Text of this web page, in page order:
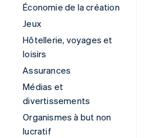
Économie de la création
Jeux
Hôtellerie, voyages et
loisirs
Assurances
Médias et
divertissements
Organismes à but non
lucratif